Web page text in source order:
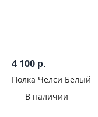
4 100 р.
Полка Челси Белый
В наличии
см
Глубина,